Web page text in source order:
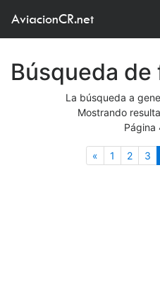
AviacionCR.net
Búsqueda
La búsqueda a
Mostrando
Página
« Anterior
1 2 3